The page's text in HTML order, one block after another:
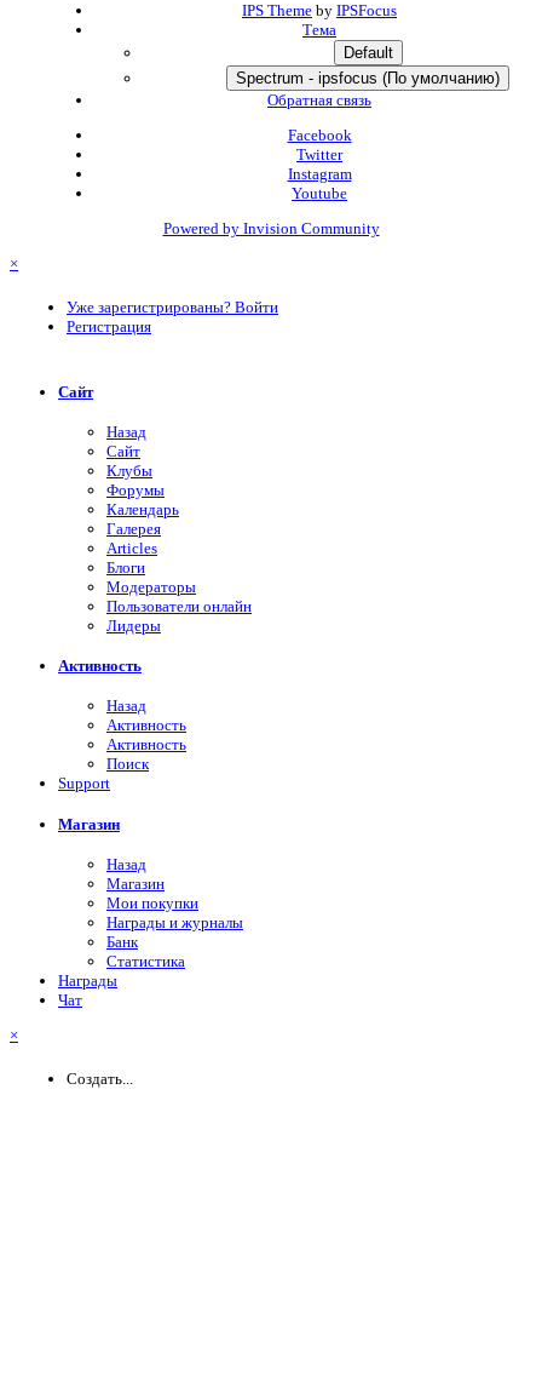
IPS Theme by IPSFocus
Тема
Default
Spectrum - ipsfocus (По умолчанию)
Обратная связь
Facebook
Twitter
Instagram
Youtube
Powered by Invision Community
×
Уже зарегистрированы? Войти
Регистрация
Сайт
Назад
Сайт
Клубы
Форумы
Календарь
Галерея
Articles
Блоги
Модераторы
Пользователи онлайн
Лидеры
Активность
Назад
Активность
Активность
Поиск
Support
Магазин
Назад
Магазин
Мои покупки
Награды и журналы
Банк
Статистика
Награды
Чат
×
Создать...